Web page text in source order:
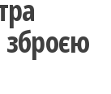
зброєю